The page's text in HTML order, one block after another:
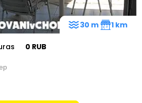
0 RUB
30 m 1 km